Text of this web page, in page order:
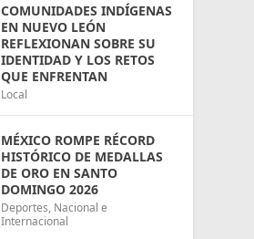
COMUNIDADES INDÍGENAS
EN NUEVO LEÓN
REFLEXIONAN SOBRE SU
IDENTIDAD Y LOS RETOS
QUE ENFRENTAN
Local
MÉXICO ROMPE RÉCORD
HISTÓRICO DE MEDALLAS
DE ORO EN SANTO
DOMINGO 2026
Deportes, Nacional e
Internacional